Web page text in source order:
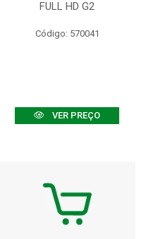
FULL HD G2
Código: 570041
VER PREÇO